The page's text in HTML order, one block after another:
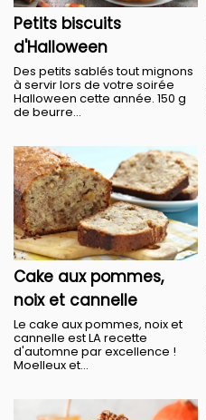
Petits biscuits
d'Halloween
Des petits sablés tout mignons
à servir lors de votre soirée
Halloween cette année. 150 g
de beurre...
Cake aux pommes,
noix et cannelle
Le cake aux pommes, noix et
cannelle est LA recette
d'automne par excellence !
Moelleux et...